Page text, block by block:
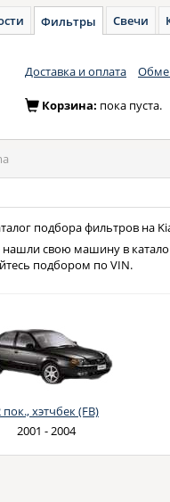
Фильтры Свечи
Доставка и оплата
Корзина: пока пуста.
подбора фильтров на
нашли свою машину в
подбором по VIN.
пок., хэтчбек (FB)
2001 - 2004